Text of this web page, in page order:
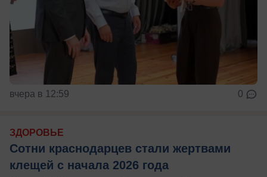
вчера в 12:59 0
ЗДОРОВЬЕ
Сотни краснодарцев стали жертвами
клещей с начала 2026 года